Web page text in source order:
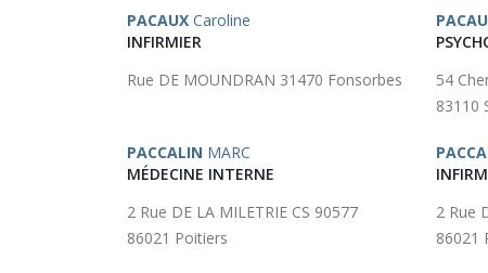
PACAUX Caroline
INFIRMIER
Rue DE MOUNDRAN 31470 Fonsorbes
54
83110
PACCALIN MARC
MÉDECINE INTERNE
2 Rue DE LA MILETRIE CS 90577
86021 Poitiers
2 Rue
86021